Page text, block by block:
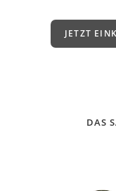
JETZT
DAS